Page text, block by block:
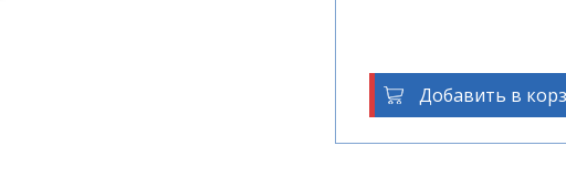
Добавить в